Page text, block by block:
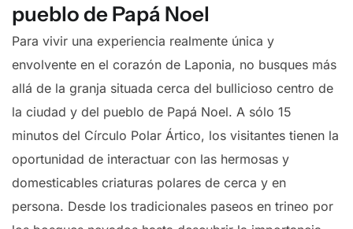
pueblo de Papá Noel
Para vivir una experiencia realmente única y
envolvente en el corazón de Laponia, no busques más
allá de la granja situada cerca del bullicioso centro de
la ciudad y del pueblo de Papá Noel. A sólo 15
minutos del Círculo Polar Ártico, los visitantes tienen la
oportunidad de interactuar con las hermosas y
domesticables criaturas polares de cerca y en
persona. Desde los tradicionales paseos en trineo por